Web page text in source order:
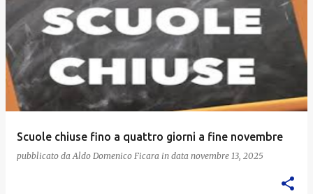
Scuole chiuse fino a quattro giorni a fine novembre
pubblicato da Aldo Domenico Ficara in data novembre 13, 2025